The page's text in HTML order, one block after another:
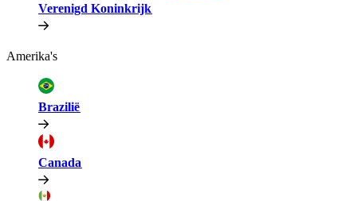
Verenigd Koninkrijk​​
Amerika's​​
Brazilië​​
Canada​​